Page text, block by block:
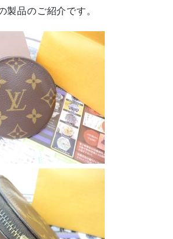
製品のご紹介です。